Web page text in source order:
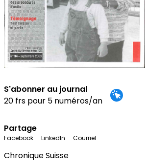
S'abonner au journal
20 frs pour 5 numéros/an
Partage
Facebook LinkedIn Courriel
Chronique Suisse